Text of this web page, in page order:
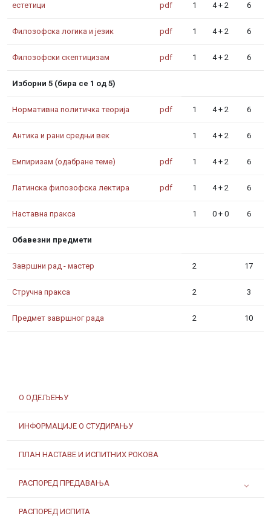
О ОДЕЉЕЊУ
ИНФОРМАЦИЈЕ О СТУДИРАЊУ
ПЛАН НАСТАВЕ И ИСПИТНИХ РОКОВА
РАСПОРЕД ПРЕДАВАЊА
РАСПОРЕД ИСПИТА
естетици
pdf 1 4 + 2 6
Филозофска логика и језик pdf 1 4 + 2 6
Филозофски скептицизам pdf 1 4 + 2 6
Изборни 5 (бира се 1 од 5)
Нормативна политичка теорија pdf 1 4 + 2 6
Антика и рани средњи век 1 4 + 2 6
Емпиризам (одабране теме) pdf 1 4 + 2 6
Латинска филозофска лектира pdf 1 4 + 2 6
Наставна пракса 1 0 + 0 6
Обавезни предмети
Завршни рад - мастер 2 17
Стручна пракса 2 3
Предмет завршног рада 2 10